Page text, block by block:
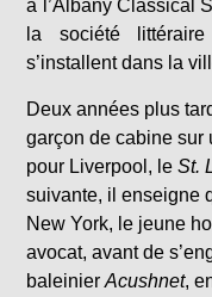
à l’Albany Classical
la société
s’installent dans la
Deux années plus
garçon de cabine sur
pour Liverpool, leSt.
suivante, il enseigne
New York, le jeune
avocat, avant de
baleinierAcushnet,